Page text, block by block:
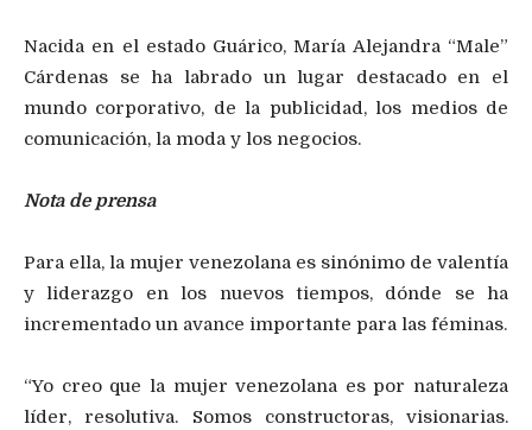
Nacida en el estado Guárico, María Alejandra “Male”
Cárdenas se ha labrado un lugar destacado en el
mundo corporativo, de la publicidad, los medios de
comunicación, la moda y los negocios.
Nota de prensa
Para ella, la mujer venezolana es sinónimo de valentía
y liderazgo en los nuevos tiempos, dónde se ha
incrementado un avance importante para las féminas.
“Yo creo que la mujer venezolana es por naturaleza
líder, resolutiva. Somos constructoras, visionarias.